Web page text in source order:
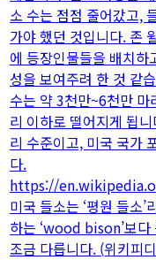
소 수는 점점 줄어갔고,
가야 했던 것입니다. 존
에 등장인물들을 배치
성을 보여주려 한 것 같
수는 약 3천만~6천만
리 이하로 떨어지게 됩
리 수준이고, 미국 국가
다.
https://
미국 들소는 ‘평원 들소
하는 ‘wood bison’보다
조금 다릅니다. (위키피